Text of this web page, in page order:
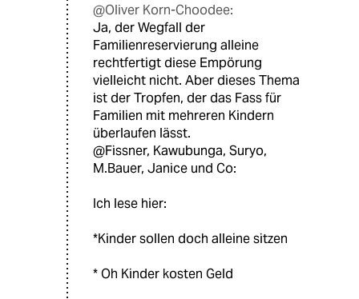
@Oliver Korn-Choodee:
Ja, der Wegfall der
Familienreservierung alleine
rechtfertigt diese Empörung
vielleicht nicht. Aber dieses Thema
ist der Tropfen, der das Fass für
Familien mit mehreren Kindern
überlaufen lässt.
@Fissner, Kawubunga, Suryo,
M.Bauer, Janice und Co:
Ich lese hier:
*Kinder sollen doch alleine sitzen
* Oh Kinder kosten Geld